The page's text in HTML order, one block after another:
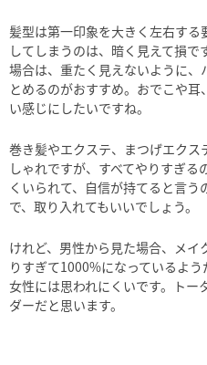
髪型は第一印象を大きく左右す
してしまうのは、暗く見えて損
場合は、重たく見えないように、
とめるのがおすすめ。おでこや
い感じにしたいですね。
巻き髪やエクステ、まつげエク
しゃれですが、すべてやりすぎ
くいられて、自信が持てると言
で、取り入れてもいいでしょう。
けれど、男性から見た場合、メ
りすぎて1000%になっているよ
女性には思われにくいです。ト
ダーだと思います。